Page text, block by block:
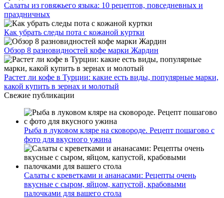
Салаты из говяжьего языка: 10 рецептов, повседневных и
праздничных
Как убрать следы пота с кожаной куртки
Обзор 8 разновидностей кофе марки Жардин
Растет ли кофе в Турции: какие есть виды, популярные марки,
какой купить в зернах и молотый
Свежие публикации
Рыба в луковом кляре на сковороде. Рецепт пошагово с
фото для вкусного ужина
Салаты с креветками и ананасами: Рецепты очень
вкусные с сыром, яйцом, капустой, крабовыми
палочками для вашего стола